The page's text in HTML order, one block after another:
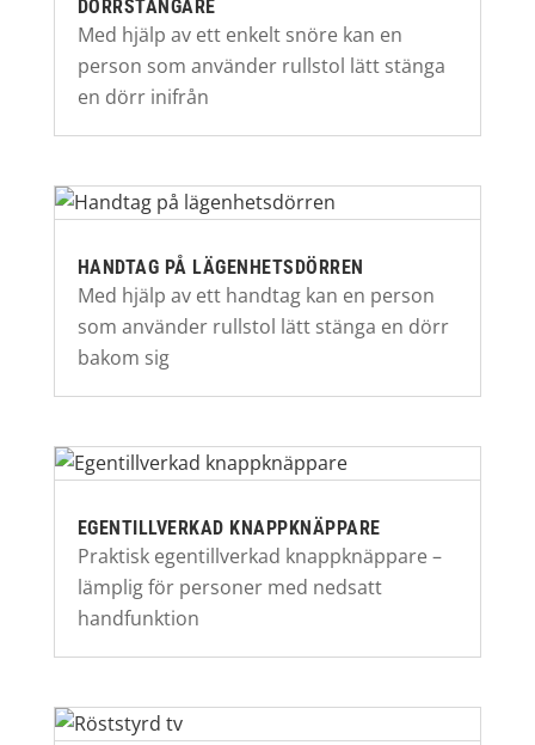
DÖRRSTÄNGARE
Med hjälp av ett enkelt snöre kan en
person som använder rullstol lätt stänga
en dörr inifrån
HANDTAG PÅ LÄGENHETSDÖRREN
Med hjälp av ett handtag kan en person
som använder rullstol lätt stänga en dörr
bakom sig
EGENTILLVERKAD KNAPPKNÄPPARE
Praktisk egentillverkad knappknäppare –
lämplig för personer med nedsatt
handfunktion